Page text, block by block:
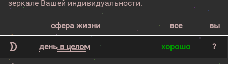
зеркале Вашей индивидуальности.
сфера жизни все вы
день в целом хорошо ?